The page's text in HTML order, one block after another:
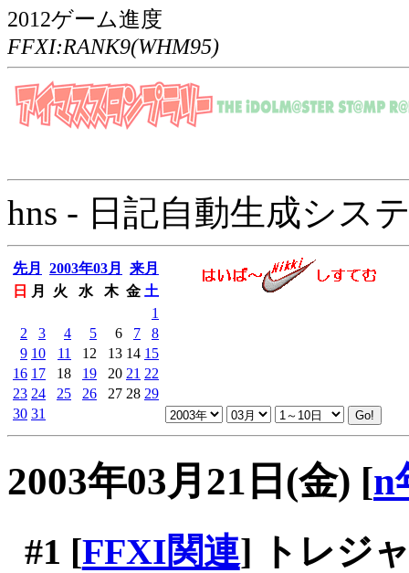
2012ゲーム進度
FFXI:RANK9(WHM95)
hns - 日記自動生成シス
先月 2003年03月
来月
日
月 火 水 木 金 土
1
2
3 4 5 6 7
8
9 10 11 12 13 14 15
16 17 18 19 20 21 22
23 24 25 26 27 28 29
30 31
2003年03月21日(金) [n
#1 [FFXI関連] トレジ